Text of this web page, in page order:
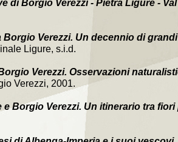
di Borgio Verezzi - Pietra Ligure -
Borgio Verezzi. Un decennio di
Ligure, s.i.d.
Verezzi. Osservazioni
Verezzi, 2001.
e Borgio Verezzi. Un itinerario tra